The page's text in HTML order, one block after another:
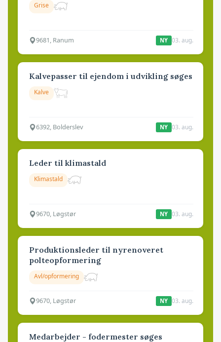
Grise
9681, Ranum NY 03. aug.
Kalvepasser til ejendom i udvikling søges
Kalve
6392, Bolderslev NY 03. aug.
Leder til klimastald
Klimastald
9670, Løgstør NY 03. aug.
Produktionsleder til nyrenoveret
polteopformering
Avl/opformering
9670, Løgstør NY 03. aug.
Medarbejder - fodermester søges